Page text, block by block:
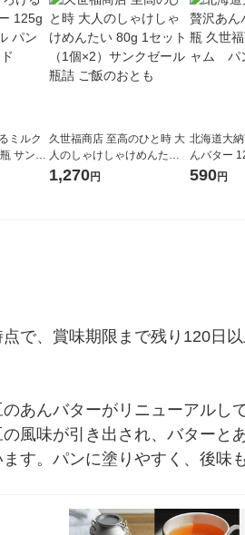
ミルク
サンク
プレッ
久世福商店 至高のひと時 大
人のしゃけしゃけめんたい 8
0g 1セット（1個×2）サンク
1,270円
北海道大
んバター
店 国産
590円
で、賞味期限まで残り120日以
あんバターがリニューアルし
風味が引き出され、バターと
す。パンに塗りやすく、後味